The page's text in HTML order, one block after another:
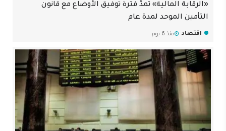
«الرقابة المالية» تمدّ فترة توفيق الأوضاع مع قانون
التأمين الموحد لمدة عام
اقتصاد منذ 6 يوم